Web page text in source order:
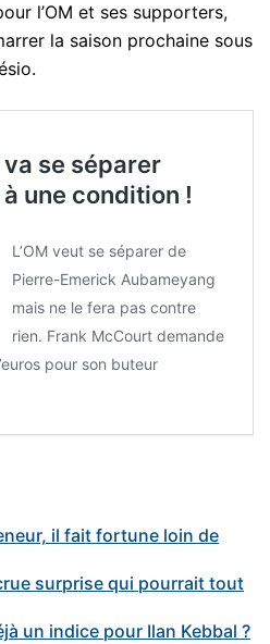
l’OM et ses supporters,
la saison prochaine sous
va se séparer
une condition !
L’OM veut se séparer de
Pierre-Emerick Aubameyang
mais ne le fera pas contre
rien. Frank McCourt demande
pour son buteur
il fait fortune loin de
surprise qui pourrait tout
un indice pour Ilan Kebbal ?